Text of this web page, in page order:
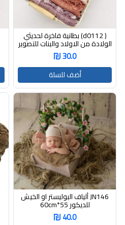
( d0112) بطانية فاخرة لحديثي
الولادة من الاولاد والبنات للتصوير
الفوتوغرافي بشراشيب محبوكة
60*160
30.0
أضف للسلة
JN146 ألياف البوليستر او الخيش
للديكور 55*60cm
40.0